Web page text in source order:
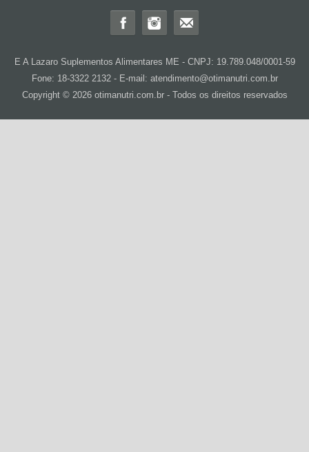
E A Lazaro Suplementos Alimentares ME - CNPJ: 19.789.048/0001-59
Fone: 18-3322 2132 - E-mail: atendimento@otimanutri.com.br
Copyright © 2026 otimanutri.com.br - Todos os direitos reservados